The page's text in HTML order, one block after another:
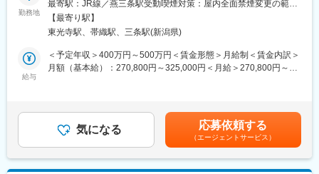
・コンベアライン設計製作据付工事
・原材料調合設備設計製作据付工事
・パレタイザー設置工事
・天井クレーン据付工事
新潟市本社には89名の社員がおります。
なども重要としており、手当や賞与額で個人の頑張りを給与に反
Q.業務用のはかりとは？
例：空港の手荷物検査・トラック積載量・製造工場など様々な場
面でハカリが使用されています。
一般の家庭向けと異なり、中型～大型の計量器を多く取り扱って
います。
・社内の雰囲気：誰かの役に立ちたい気持ちを持った社員が多
く、「仲間想い」「支えあう」社風があります。
勤務地
最寄駅：JR線／燕三条駅受動喫煙対策：屋内全面禁煙変更の範
囲：無
【最寄り駅】
東光寺駅、帯織駅、三条駅(新潟県)
給与
＜予定年収＞400万円～500万円＜賃金形態＞月給制＜賃金内訳＞
月額（基本給）：270,800円～325,000円＜月給＞270,800円～
ます。月給(月額)は固定手当を含めた表記です。
気になる 応募依頼する
（エージェントサービス）